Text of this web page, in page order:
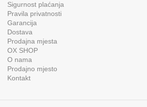
Sigurnost plaćanja
Pravila privatnosti
Garancija
Dostava
Prodajna mjesta
OX SHOP
O nama
Prodajno mjesto
Kontakt